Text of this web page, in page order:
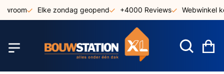
naar
Elke zondag geopend +4000 Reviews Webwinkel